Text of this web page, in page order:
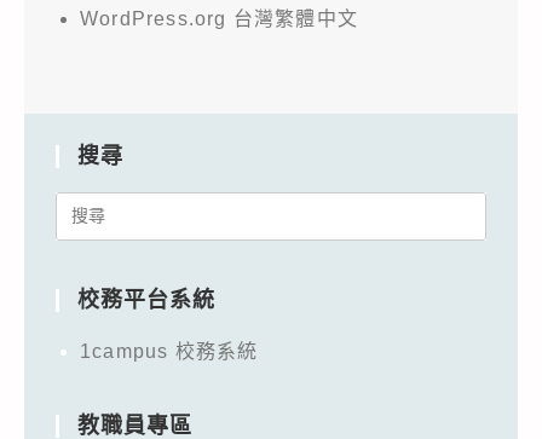
WordPress.org 台灣繁體中文
搜尋
Search
校務平台系統
1campus 校務系統
教職員專區